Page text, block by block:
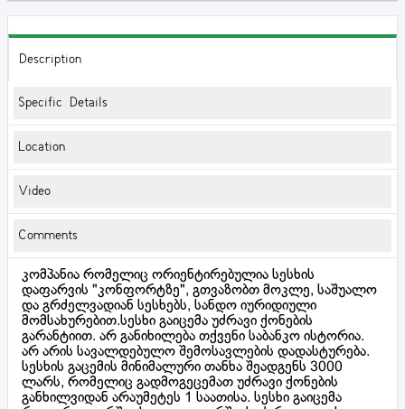
Description
Specific Details
Location
Video
Comments
კომპანია რომელიც ორიენტირებულია სესხის
დაფარვის "კონფორტზე", გთვაზობთ მოკლე, საშუალო
და გრძელვადიან სესხებს, სანდო იურიდიული
მომსახურებით.სესხი გაიცემა უძრავი ქონების
გარანტიით. არ განიხილება თქვენი საბანკო ისტორია.
არ არის სავალდებულო შემოსავლების დადასტურება.
სესხის გაცემის მინიმალური თანხა შეადგენს 3000
ლარს, რომელიც გადმოგეცემათ უძრავი ქონების
განხილვიდან არაუმეტეს 1 საათისა. სესხი გაიცემა